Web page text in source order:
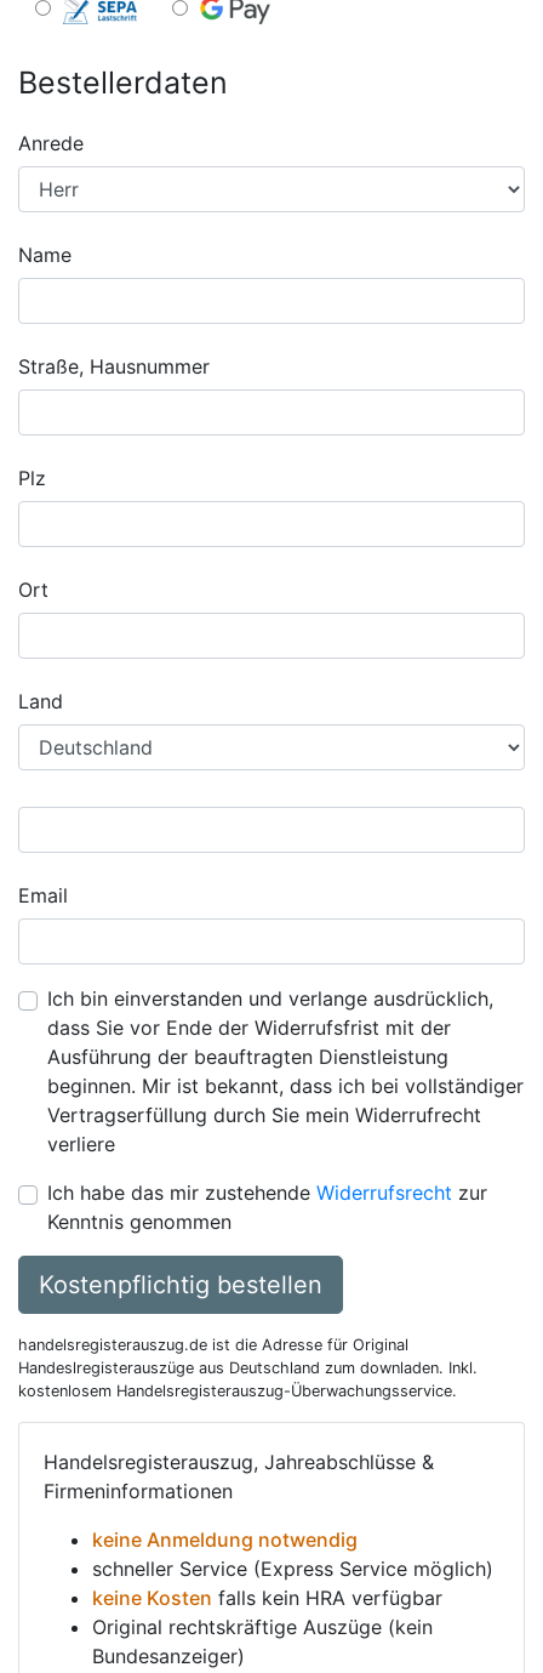
Bestellerdaten
Anrede
Name
Straße, Hausnummer
Plz
Ort
Land
Email
Ich bin einverstanden und verlange ausdrücklich,
dass Sie vor Ende der Widerrufsfrist mit der
Ausführung der beauftragten Dienstleistung
beginnen. Mir ist bekannt, dass ich bei vollständiger
Vertragserfüllung durch Sie mein Widerrufrecht
verliere
Ich habe das mir zustehende Widerrufsrecht zur
Kenntnis genommen
Kostenpflichtig bestellen
handelsregisterauszug.de ist die Adresse für Original
Handeslregisterauszüge aus Deutschland zum downladen. Inkl.
kostenlosem Handelsregisterauszug-Überwachungsservice.
Handelsregisterauszug, Jahreabschlüsse &
Firmeninformationen
keine Anmeldung notwendig
schneller Service (Express Service möglich)
keine Kosten falls kein HRA verfügbar
Original rechtskräftige Auszüge (kein
Bundesanzeiger)